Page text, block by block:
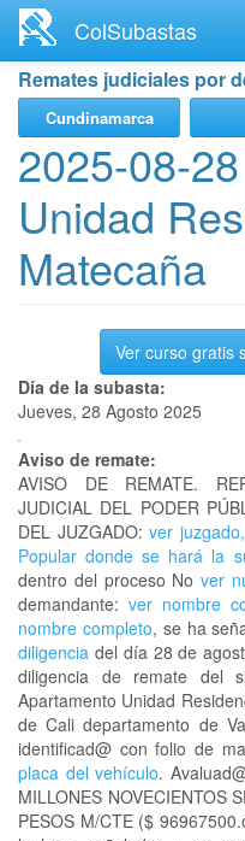
contenido
principal
ColSubastas
Remates judiciales por
Cundinamarca
2025-08-
Unidad
Matecaña
Ver curso gratis
Día de la subasta:
Jueves, 28 Agosto 2025
Aviso de remate:
AVISO DE REMATE.
JUDICIAL DEL PODER
DEL JUZGADO: ver
Popular donde se hará la
dentro del proceso Nover
demandante: ver nombre
nombre completo, se ha
diligencia del día 28 de
diligencia de remate del
Apartamento Unidad
de Cali departamento de
identificad@ con folio de
placa del vehículo.
MILLONES NOVECIENTOS
PESOS M/CTE ($